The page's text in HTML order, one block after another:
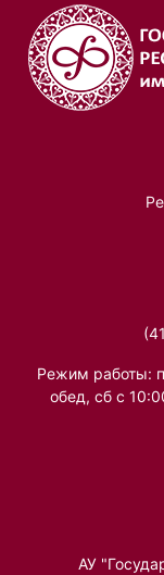
Режим работы:
обед, сб с
АУ